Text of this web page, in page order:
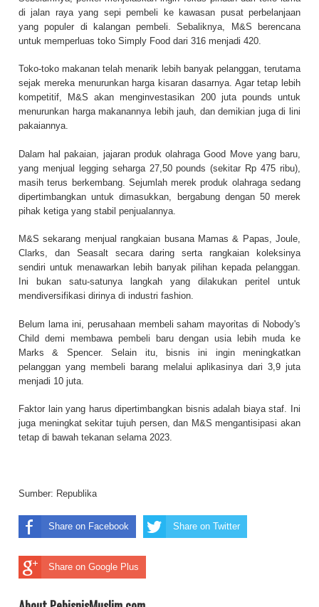
di jalan raya yang sepi pembeli ke kawasan pusat perbelanjaan
yang populer di kalangan pembeli. Sebaliknya, M&S berencana
untuk memperluas toko Simply Food dari 316 menjadi 420.
Toko-toko makanan telah menarik lebih banyak pelanggan, terutama
sejak mereka menurunkan harga kisaran dasarnya. Agar tetap lebih
kompetitif, M&S akan menginvestasikan 200 juta pounds untuk
menurunkan harga makanannya lebih jauh, dan demikian juga di lini
pakaiannya.
Dalam hal pakaian, jajaran produk olahraga Good Move yang baru,
yang menjual legging seharga 27,50 pounds (sekitar Rp 475 ribu),
masih terus berkembang. Sejumlah merek produk olahraga sedang
dipertimbangkan untuk dimasukkan, bergabung dengan 50 merek
pihak ketiga yang stabil penjualannya.
M&S sekarang menjual rangkaian busana Mamas & Papas, Joule,
Clarks, dan Seasalt secara daring serta rangkaian koleksinya
sendiri untuk menawarkan lebih banyak pilihan kepada pelanggan.
Ini bukan satu-satunya langkah yang dilakukan peritel untuk
mendiversifikasi dirinya di industri fashion.
Belum lama ini, perusahaan membeli saham mayoritas di Nobody's
Child demi membawa pembeli baru dengan usia lebih muda ke
Marks & Spencer. Selain itu, bisnis ini ingin meningkatkan
pelanggan yang membeli barang melalui aplikasinya dari 3,9 juta
menjadi 10 juta.
Faktor lain yang harus dipertimbangkan bisnis adalah biaya staf. Ini
juga meningkat sekitar tujuh persen, dan M&S mengantisipasi akan
tetap di bawah tekanan selama 2023.
Sumber: Republika
Share on Facebook Share on Twitter
Share on Google Plus